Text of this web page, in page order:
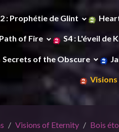
: Prophétie de Glint
Path of Fire S4 : L'éveil de
Secrets of the Obscure
Visions of Eternity Bois